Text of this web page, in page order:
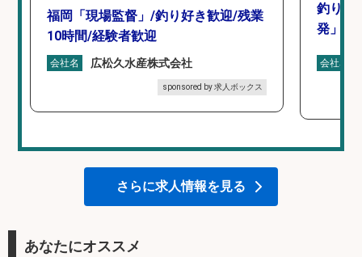
福岡「現場監督」/釣り好き歓迎/残業
10時間/経験者歓迎
会社名 広松久水産株式会社
sponsored by 求人ボックス
釣り好
発」/
会社名
さらに求人情報を見る
あなたにオススメ